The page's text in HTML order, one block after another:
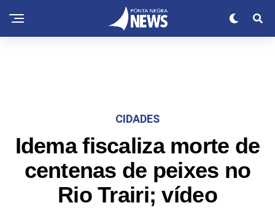
CIDADES
Idema fiscaliza morte de
centenas de peixes no
Rio Trairi; vídeo